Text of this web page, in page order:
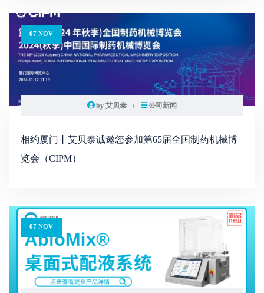
07 NOV
by 艾贝泰 公司新闻
相约厦门丨艾贝泰诚邀您参加第65届全国制药机械博
览会（CIPM）
07 NOV